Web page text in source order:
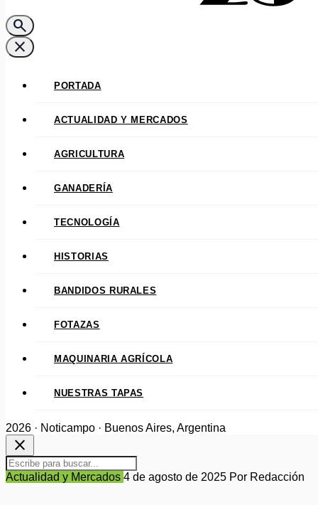
search
close
PORTADA
ACTUALIDAD Y MERCADOS
AGRICULTURA
GANADERÍA
TECNOLOGÍA
HISTORIAS
BANDIDOS RURALES
FOTAZAS
MAQUINARIA AGRÍCOLA
NUESTRAS TAPAS
2026 · Noticampo · Buenos Aires, Argentina
close
Actualidad y Mercados 4 de agosto de 2025 Por Redacción